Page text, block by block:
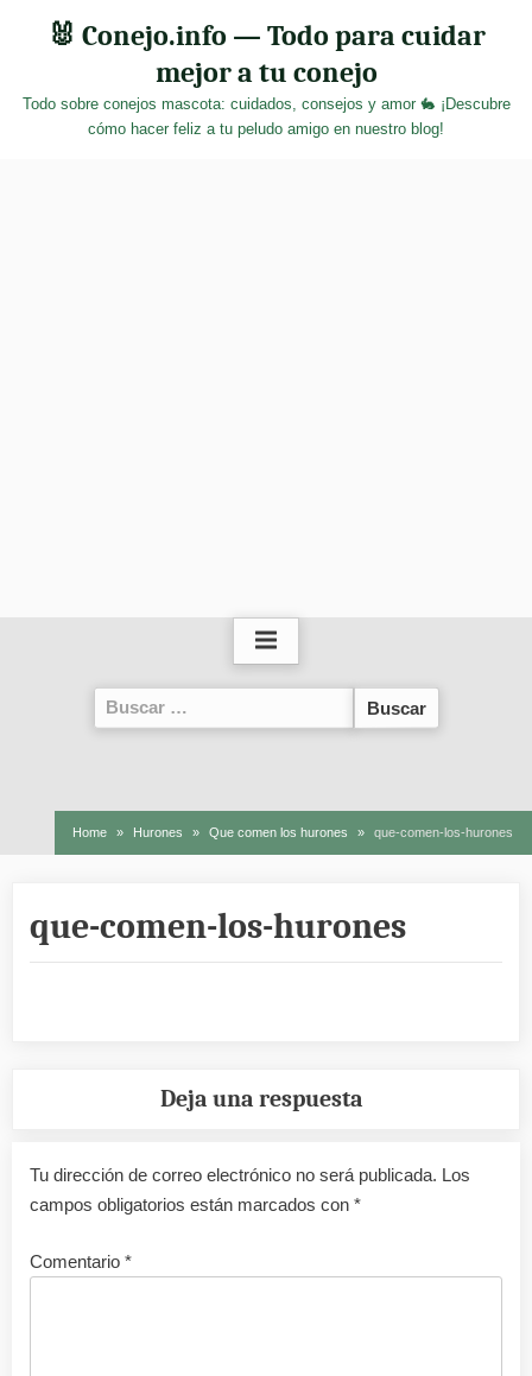
🐰 Conejo.info — Todo para cuidar
mejor a tu conejo
Todo sobre conejos mascota: cuidados, consejos y amor 🐇 ¡Descubre
cómo hacer feliz a tu peludo amigo en nuestro blog!
Buscar:
Home Hurones Que comen los hurones que-comen-los-hurones
que-comen-los-hurones
Deja una respuesta
Tu dirección de correo electrónico no será publicada. Los
campos obligatorios están marcados con *
Comentario *